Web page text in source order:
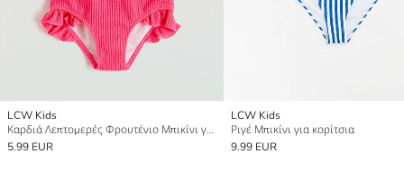
LCW Kids
Καρδιά Λεπτομερές Φρουτένιο Μπικίνι για κορίτσια
5.99 EUR
LCW Kids
Ριγέ Μπικίνι για κορίτσια
9.99 EUR